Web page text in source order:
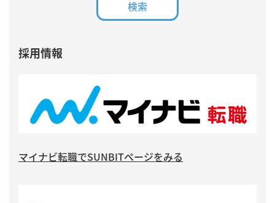
採用情報
マイナビ転職でSUNBITページをみる